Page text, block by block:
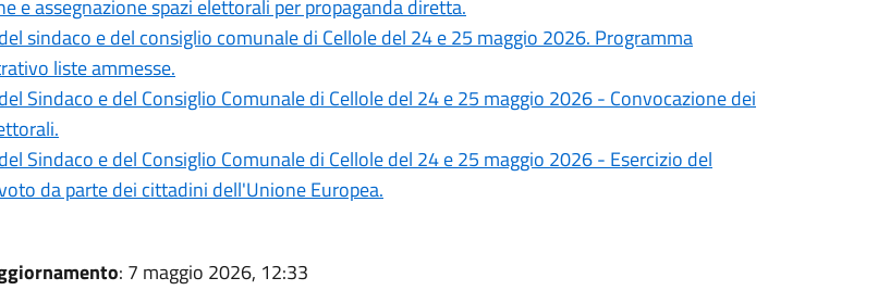
e assegnazione spazi elettorali per propaganda diretta.
sindaco e del consiglio comunale di Cellole del 24 e 25 maggio 2026. Programma
liste ammesse.
Sindaco e del Consiglio Comunale di Cellole del 24 e 25 maggio 2026 - Convocazione dei
Sindaco e del Consiglio Comunale di Cellole del 24 e 25 maggio 2026 - Esercizio del
da parte dei cittadini dell'Unione Europea.
: 7 maggio 2026, 12:33